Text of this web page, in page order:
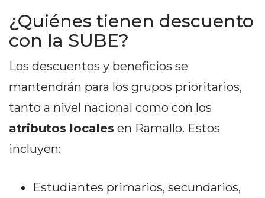
EN
NORTE
CLAVE
PERGAMINO
NOTICIAS
VIRTUAL
DE
¿Quiénes tienen descuento
con la SUBE?
Los descuentos y beneficios se
mantendrán para los grupos prioritarios,
tanto a nivel nacional como con los
atributos locales en Ramallo. Estos
incluyen:
Estudiantes primarios, secundarios,